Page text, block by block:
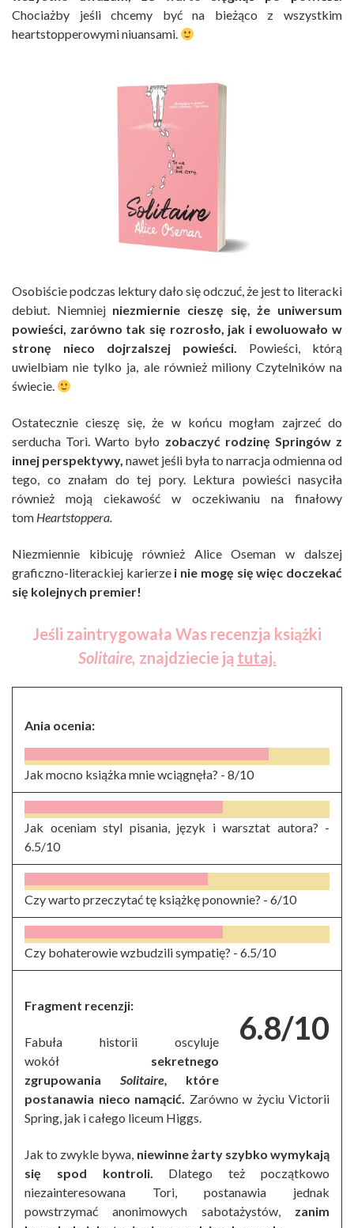
Chociażby jeśli chcemy być na bieżąco z wszystkim
heartstopperowymi niuansami.
Osobiście podczas lektury dało się odczuć, że jest to literacki
debiut. Niemniej niezmiernie cieszę się, że uniwersum
powieści, zarówno tak się rozrosło, jak i ewoluowało w
stronę nieco dojrzalszej powieści. Powieści, którą
uwielbiam nie tylko ja, ale również miliony Czytelników na
świecie.
Ostatecznie cieszę się, że w końcu mogłam zajrzeć do
serducha Tori. Warto było zobaczyć rodzinę Springów z
innej perspektywy, nawet jeśli była to narracja odmienna od
tego, co znałam do tej pory. Lektura powieści nasyciła
również moją ciekawość w oczekiwaniu na finałowy
tom Heartstoppera.
Niezmiennie kibicuję również Alice Oseman w dalszej
graficzno-literackiej karierzei nie mogę się więc doczekać
się kolejnych premier!
Jeśli zaintrygowała Was recenzja książki
Solitaire, znajdziecie ją tutaj.
Ania ocenia:
Jak mocno książka mnie wciągnęła? - 8/10
Jak oceniam styl pisania, język i warsztat autora? -
6.5/10
Czy warto przeczytać tę książkę ponownie? - 6/10
Czy bohaterowie wzbudzili sympatię? - 6.5/10
6.8/10
Fragment recenzji:
Fabuła historii oscyluje
wokół sekretnego
zgrupowania Solitaire, które
postanawia nieco namącić. Zarówno w życiu Victorii
Spring, jak i całego liceum Higgs.
Jak to zwykle bywa, niewinne żarty szybko wymykają
się spod kontroli. Dlatego też początkowo
niezainteresowana Tori, postanawia jednak
powstrzymać anonimowych sabotażystów, zanim